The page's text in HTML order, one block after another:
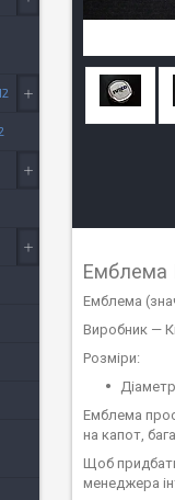
Емблема
Емблема
Виробник —
Розміри:
Емблема
на капот,
Щоб
менеджера